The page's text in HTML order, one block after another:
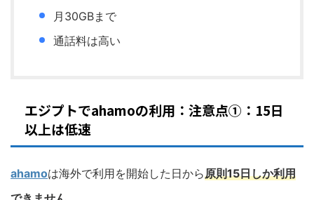
月30GBまで
通話料は高い
エジプトでahamoの利用：注意点①：15日
以上は低速
ahamoは海外で利用を開始した日から原則15日しか利用